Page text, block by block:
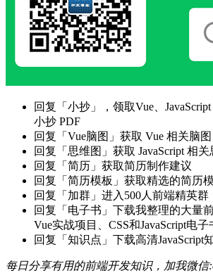
回复「小抄」，领取Vue、JavaScript
小抄 PDF
回复「Vue脑图」获取 Vue 相关脑图
回复「思维图」获取 JavaScript 相关
回复「简历」获取简历制作建议
回复「简历模板」获取精选的简历
回复「加群」进入500人前端精英群
回复「电子书」下载我整理的大量
Vue实战项目、CSS和JavaScript电子
回复「知识点」下载高清JavaScript
每日分享有用的前端开发知识，加我微信